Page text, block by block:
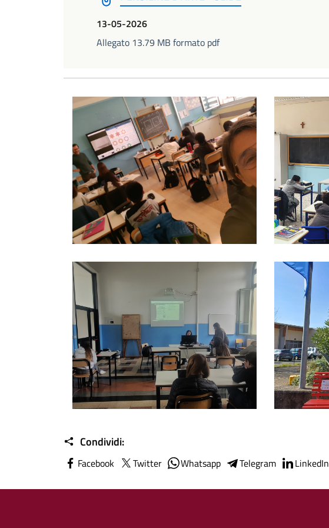
13-05-2026
Allegato 13.79 MB formato pdf
Foto01 Foto02
Foto04 Foto05
Condividi:
Facebook Twitter Whatsapp Telegram LinkedIn